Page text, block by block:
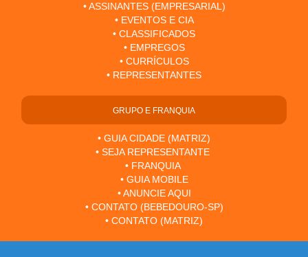
• ASSINANTES (EMPRESARIAL)
• EVENTOS E CIA
• CLASSIFICADOS
• EMPREGOS
• CURRÍCULOS
• REPRESENTANTES
GRUPO E FRANQUIA
• GUIA CIDADE (MATRIZ)
• SEJA REPRESENTANTE
• FRANQUIA
• GUIA MOBILE
• ANUNCIE AQUI
• CONTATO (BEBEDOURO-SP)
• CONTATO (MATRIZ)